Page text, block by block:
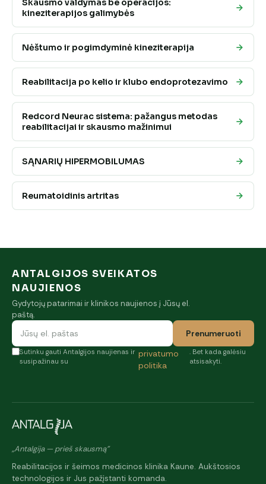
kineziterapijos galimybės
Nėštumo ir pogimdyminė kineziterapija
Reabilitacija po kelio ir klubo endoprotezavimo
Redcord Neurac sistema: pažangus metodas
reabilitacijai ir skausmo mažinimui
SĄNARIŲ HIPERMOBILUMAS
Reumatoidinis artritas
ANTALGIJOS SVEIKATOS
NAUJIENOS
Gydytojų patarimai ir klinikos naujienos į Jūsų el.
paštą.
Prenumeruoti
Sutinku gauti Antalgijos naujienas ir
susipažinau su
privatumo
politika
. Bet kada galėsiu
atsisakyti.
„Antalgija — prieš skausmą"
Reabilitacijos ir šeimos medicinos klinika Kaune. Aukštosios
technologijos ir Jus pažįstanti komanda.